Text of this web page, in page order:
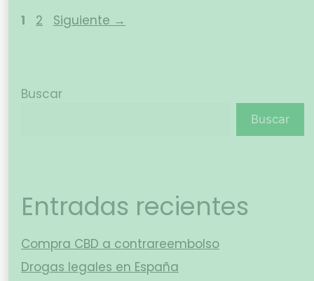
1 2 Siguiente →
Buscar
Buscar
Entradas recientes
Compra CBD a contrareembolso
Drogas legales en España